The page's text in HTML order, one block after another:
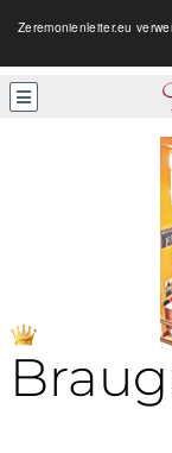
Zeremonienleiter.eu